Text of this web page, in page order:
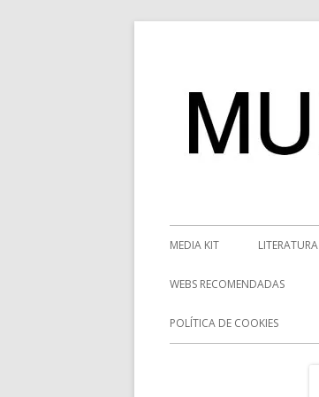
Menú
principal
MEDIA KIT LITERATURA
RESEÑAS
NOVEDADES
WEBS RECOMENDADAS
POLÍTICA DE COOKIES